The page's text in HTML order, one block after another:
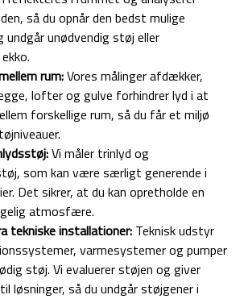
så du opnår den bedst mulige
unødvendig støj eller
rum:Vores målinger afdækker,
lofter og gulve forhindrer lyd i at
forskellige rum, så du får et miljø
Vi måler trinlyd og
som kan være særligt generende i
Det sikrer, at du kan opretholde en
atmosfære.
tekniske installationer:Teknisk udstyr
varmesystemer og pumper
støj. Vi evaluerer støjen og giver
løsninger, så du undgår støjgener i